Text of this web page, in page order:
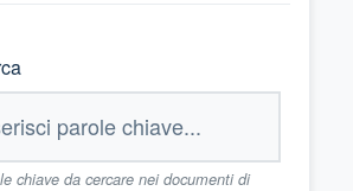
chiave da cercare nei documenti di